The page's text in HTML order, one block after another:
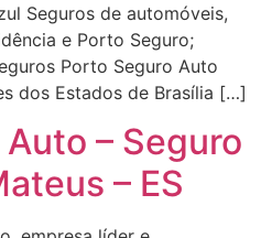
Seguros de automóveis,
e Porto Seguro;
Porto Seguro Auto
dos Estados de Brasília […]
– Seguro
– ES